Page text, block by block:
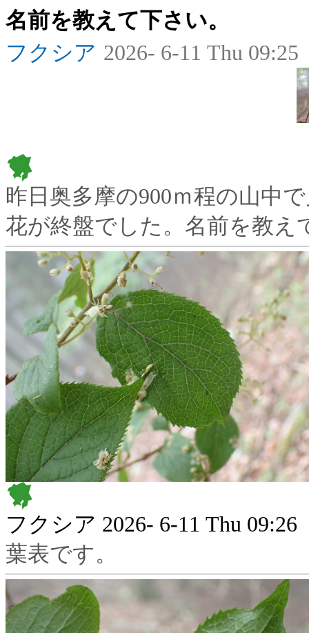
名前を教えて下さい。
フクシア 2026- 6-11 Thu 09:25
昨日奥多摩の900ｍ程の山中
花が終盤でした。名前を教
フクシア 2026- 6-11 Thu 09:26
葉表です。